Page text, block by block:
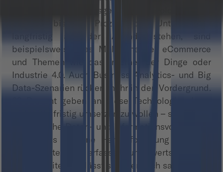
Management“ hinausgehen. Technologien, die
bei 30 bis 40 Prozent der Unternehmen
langfristig auf der Agenda stehen, sind
beispielsweise das Multi-Channel eCommerce
und Themen wie das Internet der Dinge oder
Industrie 4.0. Auch Business Analytics- und Big
Data-Szenarien rücken mehr in den Vordergrund.
69 Prozent geben an diese Technologien kurz-
und mittelfristig umsetzen zu wollen – schließlich
ist das hohe Daten- und Informationsvolumen so
groß, dass es eine Herausforderung darstellt,
diese Daten zu erfassen und wertschöpfend
aufzuarbeiten. Es lässt sich dennoch sagen, dass